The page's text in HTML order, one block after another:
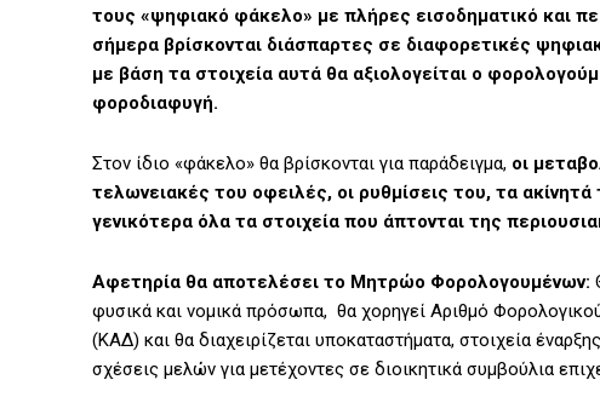
τους «ψηφιακό φάκελο» με πλήρες εισοδηματικό και
σήμερα βρίσκονται διάσπαρτες σε διαφορετικές
με βάση τα στοιχεία αυτά θα αξιολογείται ο
φοροδιαφυγή.
Στον ίδιο «φάκελο» θα βρίσκονται για παράδειγμα, οι
τελωνειακές του οφειλές, οι ρυθμίσεις του, τα
γενικότερα όλα τα στοιχεία που άπτονται της
Αφετηρία θα αποτελέσει το Μητρώο Φορολογουμένων:
φυσικά και νομικά πρόσωπα, θα χορηγεί Αριθμό
(ΚΑΔ) και θα διαχειρίζεται υποκαταστήματα, στοιχεία
σχέσεις μελών για μετέχοντες σε διοικητικά συμβούλια